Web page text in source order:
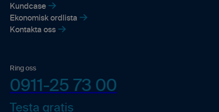
Kundcase
Ekonomisk ordlista
Kontakta oss
Ring oss
0911-25 73 00
Testa gratis